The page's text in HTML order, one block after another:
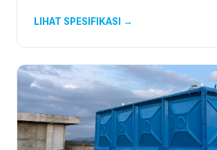
LIHAT SPESIFIKASI →